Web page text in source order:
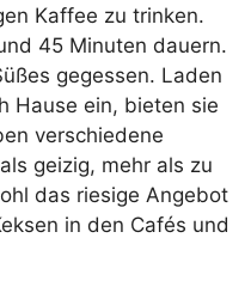
Kaffee zu trinken.
45 Minuten dauern.
gegessen. Laden
Hause ein, bieten sie
verschiedene
geizig, mehr als zu
das riesige Angebot
in den Cafés und